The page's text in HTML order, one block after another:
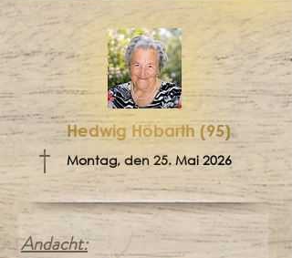
Hedwig Höbarth (95)
Montag, den 25. Mai 2026
†
Andacht: